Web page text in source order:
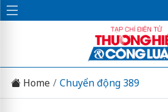
Home Chuyển động 389